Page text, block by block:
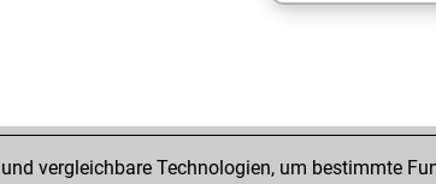
vergleichbare Technologien, um bestimmte